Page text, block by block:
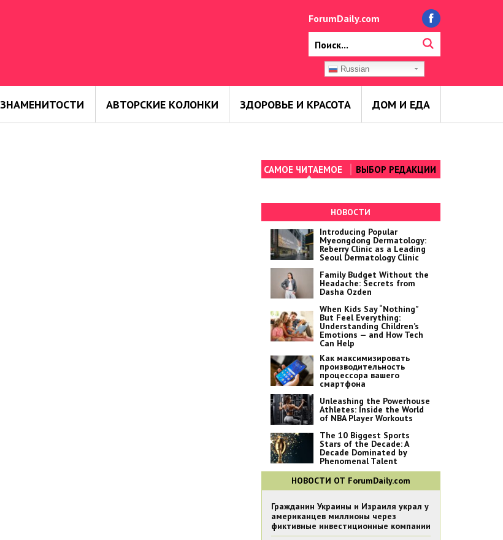
ForumDaily.com
Russian
ЗНАМЕНИТОСТИ АВТОРСКИЕ КОЛОНКИ ЗДОРОВЬЕ И КРАСОТА ДОМ И ЕДА
САМОЕ ЧИТАЕМОЕ ВЫБОР РЕДАКЦИИ
НОВОСТИ
Introducing Popular
Myeongdong Dermatology:
Reberry Clinic as a Leading
Seoul Dermatology Clinic
Family Budget Without the
Headache: Secrets from
Dasha Ozden
When Kids Say “Nothing”
But Feel Everything:
Understanding Children’s
Emotions — and How Tech
Can Help
Как максимизировать
производительность
процессора вашего
смартфона
Unleashing the Powerhouse
Athletes: Inside the World
of NBA Player Workouts
The 10 Biggest Sports
Stars of the Decade: A
Decade Dominated by
Phenomenal Talent
НОВОСТИ ОТ ForumDaily.com
Гражданин Украины и Израиля украл у
американцев миллионы через
фиктивные инвестиционные компании